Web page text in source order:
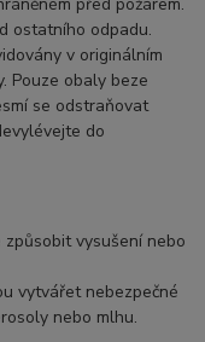
ostatního odpadu.
v originálním
Pouze obaly beze
se odstraňovat
do
způsobit vysušení nebo
vytvářet nebezpečné
nebo mlhu.